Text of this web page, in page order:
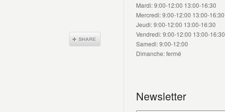
Mardi: 9:00-12:00 13:00-16:30
Mercredi: 9:00-12:00 13:00-16:30
Jeudi: 9:00-12:00 13:00-16:30
Vendredi: 9:00-12:00 13:00-16:30
Samedi: 9:00-12:00
Dimanche: fermé
Newsletter